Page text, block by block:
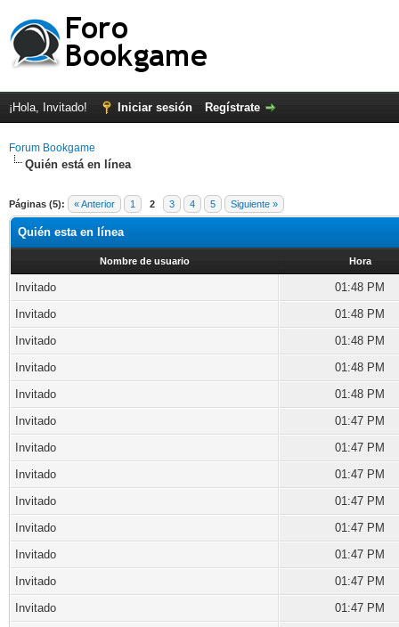
¡Hola, Invitado! Iniciar sesión Regístrate
Forum Bookgame
Quién está en línea
Páginas (5): « Anterior 1 2 3 4 5 Siguiente »
Quién esta en línea
Nombre de usuario Hora
Invitado
01:48 PM
Invitado
01:48 PM
Invitado
01:48 PM
Invitado
01:48 PM
Invitado
01:48 PM
Invitado
01:47 PM
Invitado
01:47 PM
Invitado
01:47 PM
Invitado
01:47 PM
Invitado
01:47 PM
Invitado
01:47 PM
Invitado
01:47 PM
Invitado
01:47 PM